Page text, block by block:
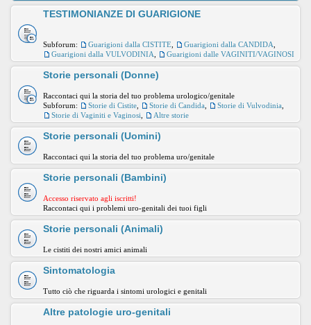
TESTIMONIANZE DI GUARIGIONE
Subforum: Guarigioni dalla CISTITE Guarigioni dalla CANDIDA
Guarigioni dalla VULVODINIA
Guarigioni dalle VAGINITI/VAGINOSI
Storie personali (Donne)
Raccontaci qui la storia del tuo problema urologico/genitale
Subforum:
Storie di Cistite Storie di Candida Storie di Vulvodinia
Storie di Vaginiti e Vaginosi
Altre storie
Storie personali (Uomini)
Raccontaci qui la storia del tuo problema uro/genitale
Storie personali (Bambini)
Accesso riservato agli iscritti!
Raccontaci qui i problemi uro-genitali dei tuoi figli
Storie personali (Animali)
Le cistiti dei nostri amici animali
Sintomatologia
Tutto ciò che riguarda i sintomi urologici e genitali
Altre patologie uro-genitali